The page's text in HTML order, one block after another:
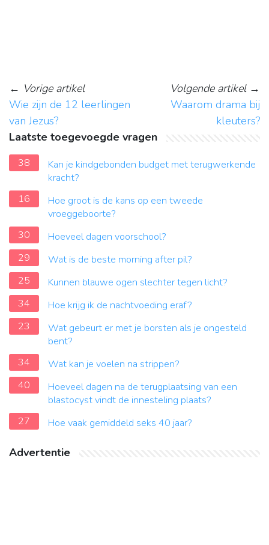
← Vorige artikel
Wie zijn de 12 leerlingen
van Jezus?
Volgende artikel→
Waarom drama bij
kleuters?
Laatste toegevoegde vragen
38
Kan je kindgebonden budget met terugwerkende
kracht?
16
Hoe groot is de kans op een tweede
vroeggeboorte?
30
Hoeveel dagen voorschool?
29
Wat is de beste morning after pil?
25
Kunnen blauwe ogen slechter tegen licht?
34
Hoe krijg ik de nachtvoeding eraf?
23
Wat gebeurt er met je borsten als je ongesteld
bent?
34
Wat kan je voelen na strippen?
40
Hoeveel dagen na de terugplaatsing van een
blastocyst vindt de innesteling plaats?
27
Hoe vaak gemiddeld seks 40 jaar?
Advertentie